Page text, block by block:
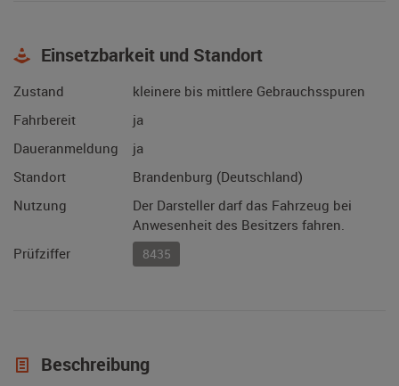
Einsetzbarkeit und Standort
Zustand
kleinere bis mittlere Gebrauchsspuren
Fahrbereit
ja
Daueranmeldung
ja
Standort
Brandenburg (Deutschland)
Nutzung
Der Darsteller darf das Fahrzeug bei
Anwesenheit des Besitzers fahren.
Prüfziffer
8435
Beschreibung